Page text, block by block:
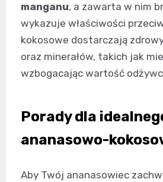
manganu, a zawarta w nim
wykazuje właściwości
kokosowe dostarczają
oraz minerałów, takich jak
wzbogacając wartość
Porady dla
ananasowo-
Aby Twój ananasowiec